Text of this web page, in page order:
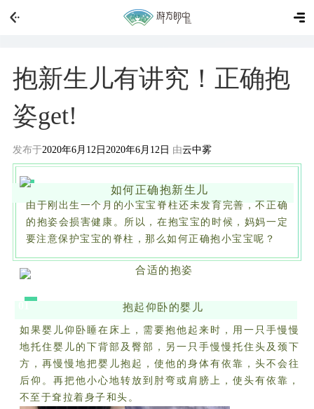
抱新生儿有讲究！正确抱
姿get!
发布于2020年6月12日2020年6月12日 由云中雾
如何正确抱新生儿
由于刚出生一个月的小宝宝脊柱还未发育完善，不正确
的抱姿会损害健康。所以，在抱宝宝的时候，妈妈一定
要注意保护宝宝的脊柱，那么如何正确抱小宝宝呢？
合适的抱姿
抱起仰卧的婴儿
如果婴儿仰卧睡在床上，需要抱他起来时，用一只手慢慢
地托住婴儿的下背部及臀部，另一只手慢慢托住头及颈下
方，再慢慢地把婴儿抱起，使他的身体有依靠，头不会往
后仰。再把他小心地转放到肘弯或肩膀上，使头有依靠，
不至于耷拉着身子和头。